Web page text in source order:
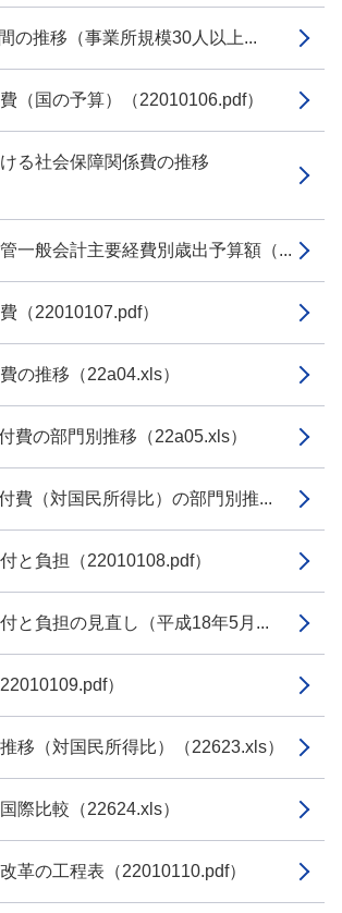
の推移（事業所規模30人以上...
（国の予算）（22010106.pdf）
る社会保障関係費の推移
一般会計主要経費別歳出予算額（...
（22010107.pdf）
の推移（22a04.xls）
費の部門別推移（22a05.xls）
費（対国民所得比）の部門別推...
と負担（22010108.pdf）
と負担の見直し（平成18年5月...
）
移（対国民所得比）（22623.xls）
際比較（22624.xls）
革の工程表（22010110.pdf）